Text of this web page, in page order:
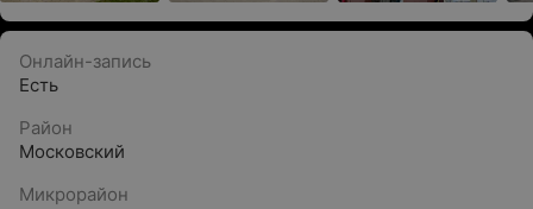
Онлайн-запись
Есть
Район
Московский
Микрорайон